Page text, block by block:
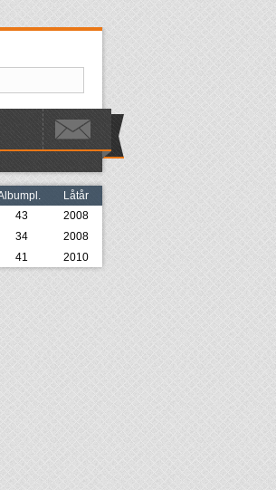
Låtår
43
2008
34
2008
41 2010